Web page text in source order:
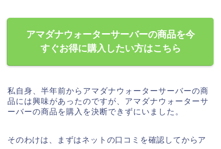
アマダナウォーターサーバーの商品を今
すぐお得に購入したい方はこちら
私自身、半年前からアマダナウォーターサーバーの商
品には興味があったのですが、アマダナウォーターサ
ーバーの商品を購入を決断できずにいました。
そのわけは、まずはネットの口コミを確認してからア